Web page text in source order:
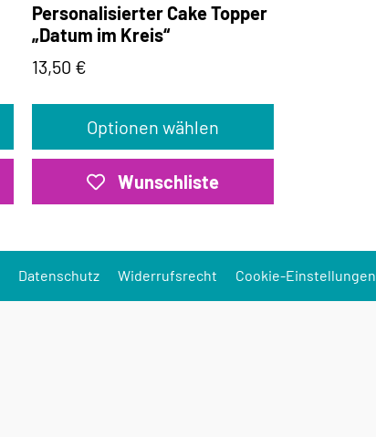
Personalisierter Cake Topper
„Datum im Kreis“
13,50 €
Optionen wählen
Wunschliste
Datenschutz Widerrufsrecht Cookie-Einstellungen